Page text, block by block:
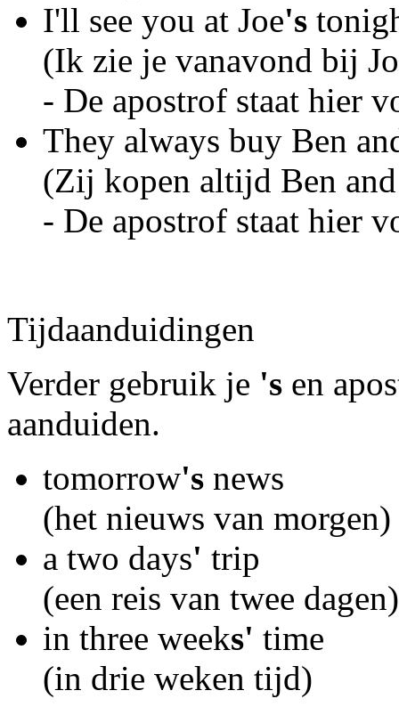
I'll see you at Joe's
(Ik zie je vanavond bij
- De apostrof staat hier
They always buy Ben
(Zij kopen altijd Ben
- De apostrof staat hier
Tijdaanduidingen
Verder gebruik je 's en
aanduiden.
tomorrow's news
(het nieuws van morgen)
a two days' trip
(een reis van twee dagen)
in three weeks' time
(in drie weken tijd)